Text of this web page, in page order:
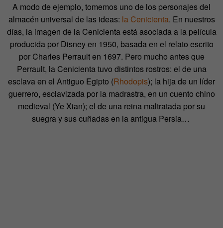
A modo de ejemplo, tomemos uno de los personajes del
almacén universal de las ideas: la Cenicienta. En nuestros
días, la imagen de la Cenicienta está asociada a la película
producida por Disney en 1950, basada en el relato escrito
por Charles Perrault en 1697. Pero mucho antes que
Perrault, la Cenicienta tuvo distintos rostros: el de una
esclavaen el Antiguo Egipto (Rhodopis); la hija de un líder
guerrero, esclavizada por la madrastra, en un cuento chino
medieval (Ye Xian); el de una reina maltratada por su
suegra y sus cuñadas en la antigua Persia…